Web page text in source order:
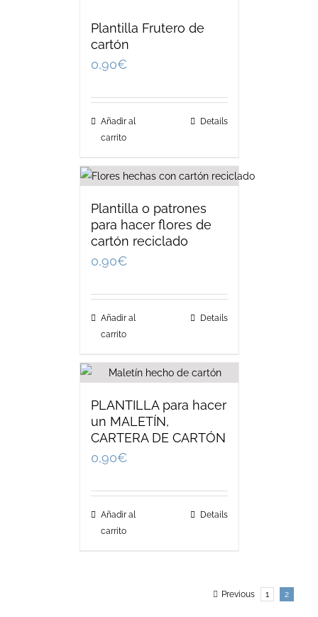
Plantilla Frutero de
cartón
0,90€
Añadir al
carrito
Details
Plantilla o patrones
para hacer flores de
cartón reciclado
0,90€
Añadir al
carrito
Details
PLANTILLA para hacer
un MALETÍN,
CARTERA DE CARTÓN
0,90€
Añadir al
carrito
Details
Previous 1 2